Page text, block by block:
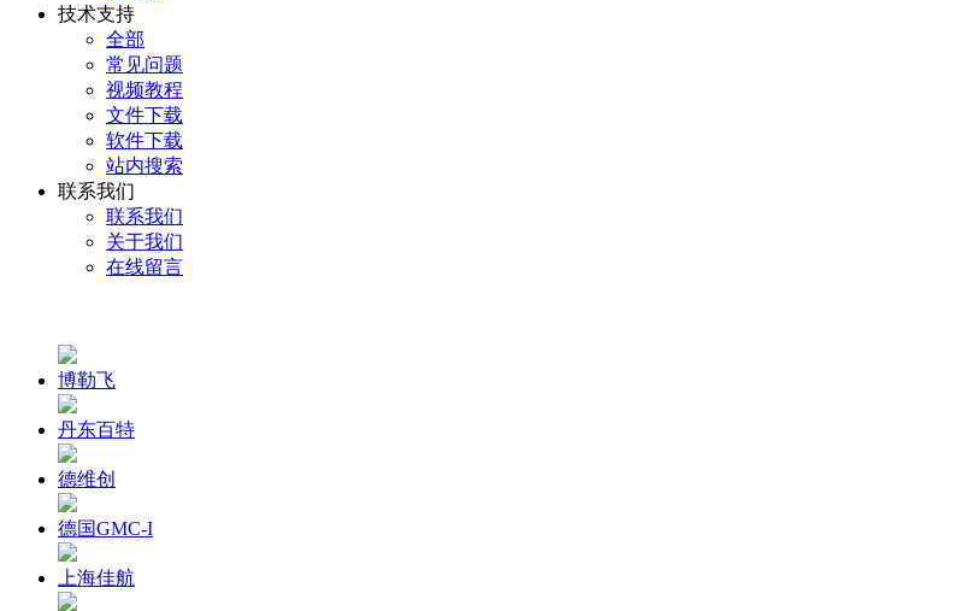
技术支持
全部
常见问题
视频教程
文件下载
软件下载
站内搜索
联系我们
联系我们
关于我们
在线留言
博勒飞
丹东百特
德维创
德国GMC-I
上海佳航